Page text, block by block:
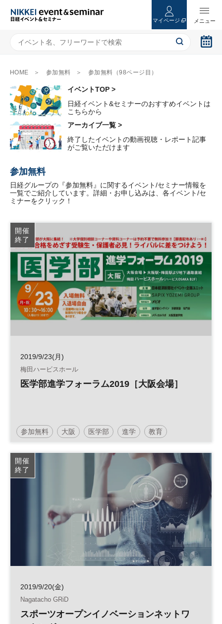
マイページ
HOME 参加無料 参加無料（98ページ目）
イベントTOP >
日経イベント&セミナーのおすすめイベントは
こちらから
アーカイブ一覧 >
終了したイベントの動画視聴・レポート記事
がご覧いただけます
参加無料
日経グループの『参加無料』に関するイベント/セミナー情報を
一覧でご紹介しています。詳細・お申し込みは、各イベント/セ
ミナーをクリック！
開催
終了
2019/9/23(月)
梅田ハービスホール
医学部進学フォーラム2019［大阪会場］
参加無料 大阪 医学部 進学 教育
開催
終了
2019/9/20(金)
Nagatacho GRiD
スポーツオープンイノベーションネットワ